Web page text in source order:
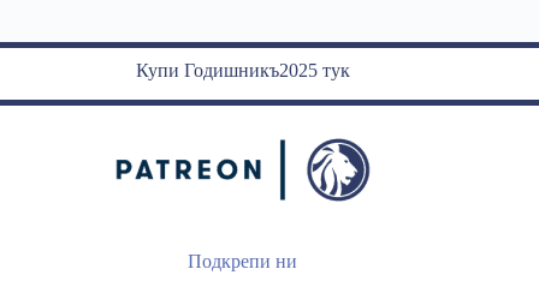
Купи Годишникъ2025 тук
Подкрепи ни